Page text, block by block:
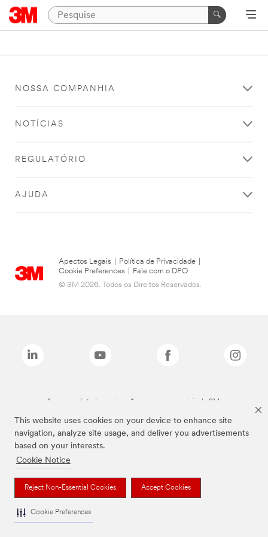
This website uses cookies on your device to enhance site
navigation, analyze site usage, and deliver you advertisements
based on your interests.
Cookie Notice
Reject Non-Essential Cookies Accept Cookies
Cookie Preferences
NOSSA COMPANHIA
NOTÍCIAS
REGULATÓRIO
AJUDA
Apectos Legais Política de Privacidade
Cookie Preferences
Fale com o DPO
© 3M 2026. Todos os Direitos Reservados.
As marcas listadas a cima são marcas comerciais da 3M.